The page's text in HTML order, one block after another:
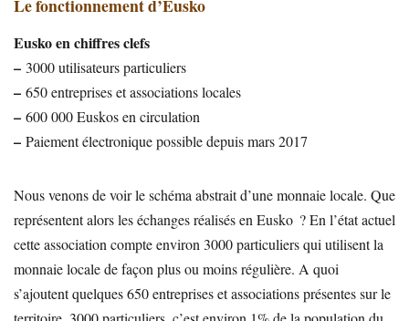
Le fonctionnement d’Eusko
Eusko en chiffres clefs
– 3000 utilisateurs particuliers
– 650 entreprises et associations locales
– 600 000 Euskos en circulation
– Paiement électronique possible depuis mars 2017
Nous venons de voir le schéma abstrait d’une monnaie locale. Que
représentent alors les échanges réalisés en Eusko ? En l’état actuel
cette association compte environ 3000 particuliers qui utilisent la
monnaie locale de façon plus ou moins régulière. A quoi
s’ajoutent quelques 650 entreprises et associations présentes sur le